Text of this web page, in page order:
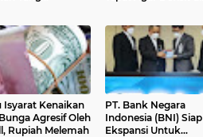
Isyarat Kenaikan
Agresif Oleh
Rupiah Melemah
PT. Bank Negara
Indonesia (BNI) Siap
Ekspansi Untuk